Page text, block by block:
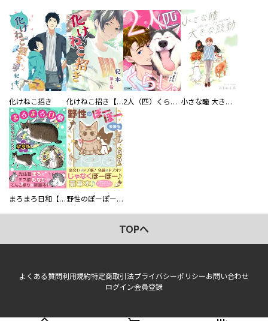
化けねこ招き 化けねこ招き【描きおろし付合冊版】 2人（匹）くらし。 小さな瞳 大きな鼓動
まろまろ日和【豪華版】 野性のぽーぽー【豪華版】
TOPへ
よくある質問利用規約特定商取引法プライバシーポリシーお問い合わせ
ログイン会員登録